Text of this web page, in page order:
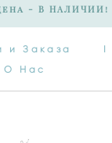
- В НАЛИЧИИ!
и Заказа I
О Нас